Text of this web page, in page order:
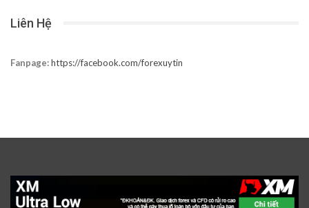
Liên Hệ
Fanpage:https://facebook.com/forexuytin